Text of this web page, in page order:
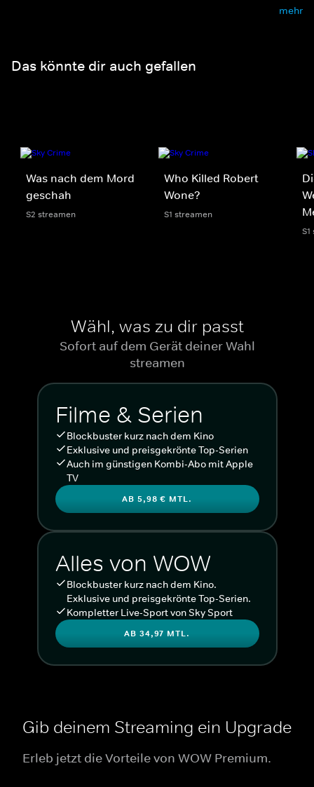
mehr
Das könnte dir auch gefallen
Was nach dem Mord
geschah
S2 streamen
Who Killed Robert
Wone?
S1 streamen
Wähl, was zu dir passt
Sofort auf dem Gerät deiner Wahl
streamen
Filme & Serien
Blockbuster kurz nach dem Kino
Exklusive und preisgekrönte Top-Serien
Auch im günstigen Kombi-Abo mit Apple
TV
AB 5,98 € MTL.
Alles von WOW
Blockbuster kurz nach dem Kino.
Exklusive und preisgekrönte Top-Serien.
Kompletter Live-Sport von Sky Sport
AB 34,97 MTL.
Gib deinem Streaming ein Upgrade
Erleb jetzt die Vorteile von WOW Premium.